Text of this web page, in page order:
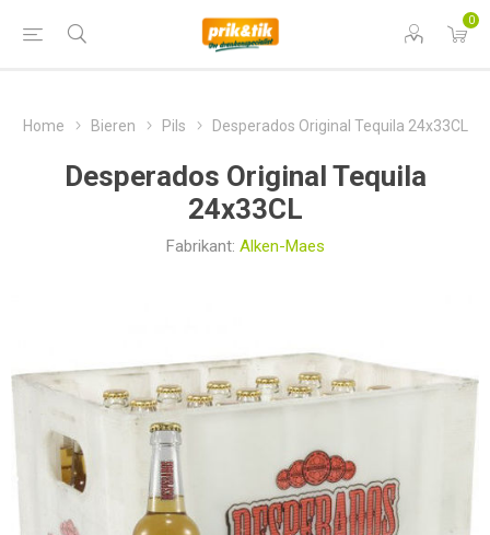
0
Home Bieren Pils Desperados Original Tequila 24x33CL
Desperados Original Tequila
24x33CL
Fabrikant: Alken-Maes